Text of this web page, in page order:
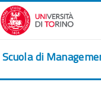
Salta al contenido
Scuola di